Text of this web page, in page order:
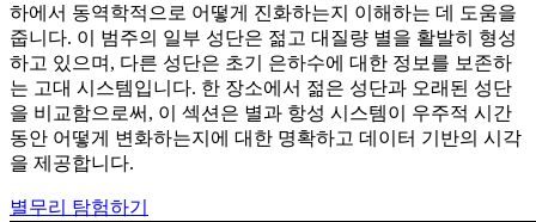
하에서 동역학적으로 어떻게 진화하는지 이해하는 데 도움을
줍니다. 이 범주의 일부 성단은 젊고 대질량 별을 활발히 형성
하고 있으며, 다른 성단은 초기 은하수에 대한 정보를 보존하
는 고대 시스템입니다. 한 장소에서 젊은 성단과 오래된 성단
을 비교함으로써, 이 섹션은 별과 항성 시스템이 우주적 시간
동안 어떻게 변화하는지에 대한 명확하고 데이터 기반의 시각
을 제공합니다.
별무리 탐험하기